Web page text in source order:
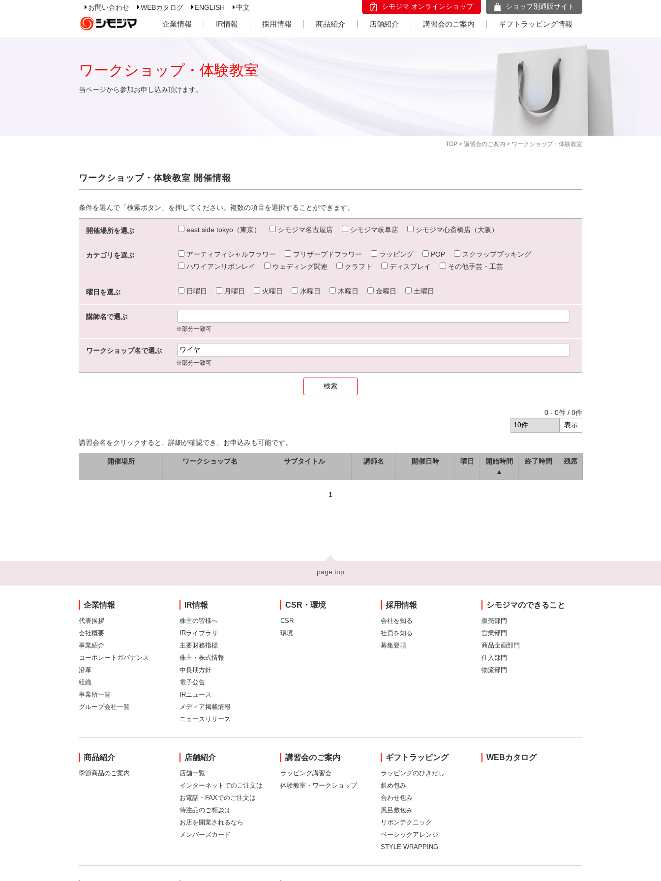
お問い合わせ WEBカタログ ENGLISH 中文 シモジマ オンラインショップ ショップ別通販サイト
企業情報 IR情報 採用情報 商品紹介 店舗紹介 講習会のご案内 ギフトラッピング情報
TOP > 講習会のご案内 > ワークショップ・体験教室
ワークショップ・体験教室
当ページから参加お申し込み頂けます。
ワークショップ・体験教室 開催情報
条件を選んで「検索ボタン」を押してください。複数の項目を選択することができます。
開催場所を選ぶ east side tokyo（東京） シモジマ名古屋店 シモジマ岐阜店 シモジマ心斎橋店（大阪）
カテゴリを選ぶ アーティフィシャルフラワー プリザーブドフラワー ラッピング POP
スクラップブッキング
ハワイアンリボンレイ
ウェディング関連 クラフト ディスプレイ その他手芸・工芸
曜日を選ぶ 日曜日 月曜日 火曜日 水曜日 木曜日 金曜日 土曜日
講師名で選ぶ
※部分一致可
ワークショップ名で選ぶ
※部分一致可
0 - 0件 / 0件
講習会名をクリックすると、詳細が確認でき、お申込みも可能です。
開催場所 ワークショップ名 サブタイトル 講師名 開催日時 曜日
開始時間
▲
終了時間 残席
1
page top
企業情報
代表挨拶
会社概要
事業紹介
コーポレートガバナンス
沿革
組織
事業所一覧
グループ会社一覧
IR情報
株主の皆様へ
IRライブラリ
主要財務指標
株主・株式情報
中長期方針
電子公告
IRニュース
メディア掲載情報
ニュースリリース
CSR・環境
CSR
環境
採用情報
会社を知る
社員を知る
募集要項
シモジマのできること
販売部門
営業部門
商品企画部門
仕入部門
物流部門
商品紹介
季節商品のご案内
店舗紹介
店舗一覧
インターネットでのご注文は
お電話・FAXでのご注文は
特注品のご相談は
お店を開業されるなら
メンバーズカード
講習会のご案内
ラッピング講習会
体験教室・ワークショップ
ギフトラッピング
ラッピングのひきだし
斜め包み
合わせ包み
風呂敷包み
リボンテクニック
ベーシックアレンジ
STYLE WRAPPING
WEBカタログ